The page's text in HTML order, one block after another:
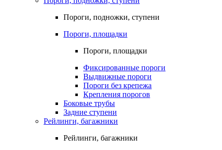
Пороги, подножки, ступени
Пороги, площадки
Пороги, площадки
Фиксированные пороги
Выдвижные пороги
Пороги без крепежа
Крепления порогов
Боковые трубы
Задние ступени
Рейлинги, багажники
Рейлинги, багажники